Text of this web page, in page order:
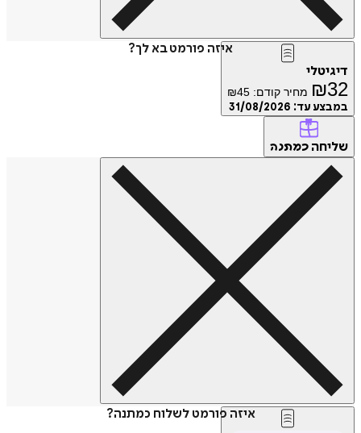
איזה פורמט בא לך?
דיגיטלי
₪32 מחיר קודם: ₪45
במבצע עד: 31/08/2026
שליחה כמתנה
איזה פורמט לשלוח כמתנה?